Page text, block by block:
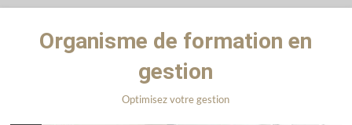
Organisme de formation en
gestion
Optimisez votre gestion